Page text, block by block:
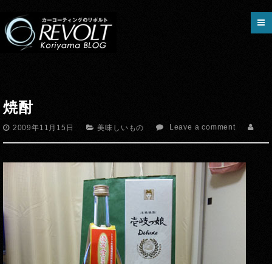
焼酎
2009年11月15日 美味しいもの Leave a comment